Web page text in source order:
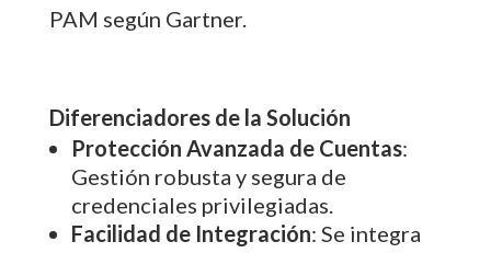
PAM según Gartner.
Diferenciadores de la Solución
Protección Avanzada de Cuentas:
Gestión robusta y segura de
credenciales privilegiadas.
Facilidad de Integración: Se integra